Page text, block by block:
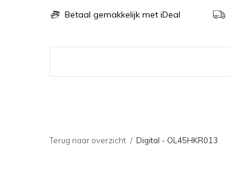
Betaal gemakkelijk met iDeal
Terug naar overzicht Digital - OL45HKR013